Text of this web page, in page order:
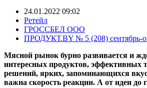
24.01.2022 09:02
Ретейл
ГРОССБЕЛ ООО
ПРОДУКТ.BY № 5 (208) сентябрь-
Мясной рынок бурно развивается и
интересных продуктов, эффективных
решений, ярких, запоминающихся
важна скорость реакции. А от идеи до